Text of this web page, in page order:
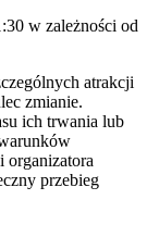
w zależności od
atrakcji
zmianie.
ich trwania lub
organizatora
przebieg